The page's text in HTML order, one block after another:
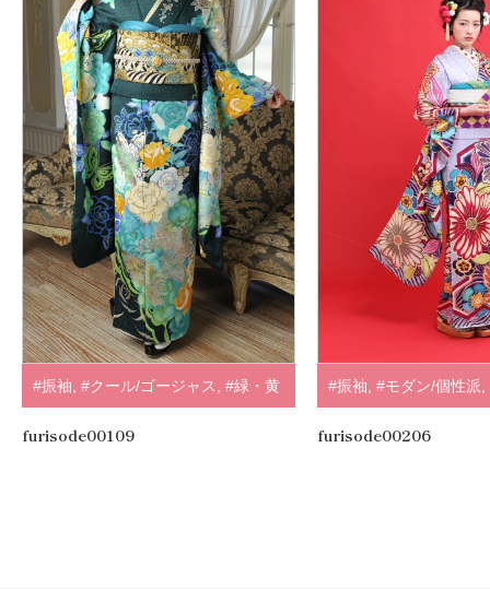
#振袖, #クール/ゴージャス, #緑・黄
緑, #紺・水色,
furisode00109
#振袖 #モダン/個性派
furisode00206